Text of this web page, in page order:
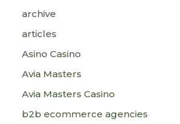
archive
articles
Asino Casino
Avia Masters
Avia Masters Casino
b2b ecommerce agencies